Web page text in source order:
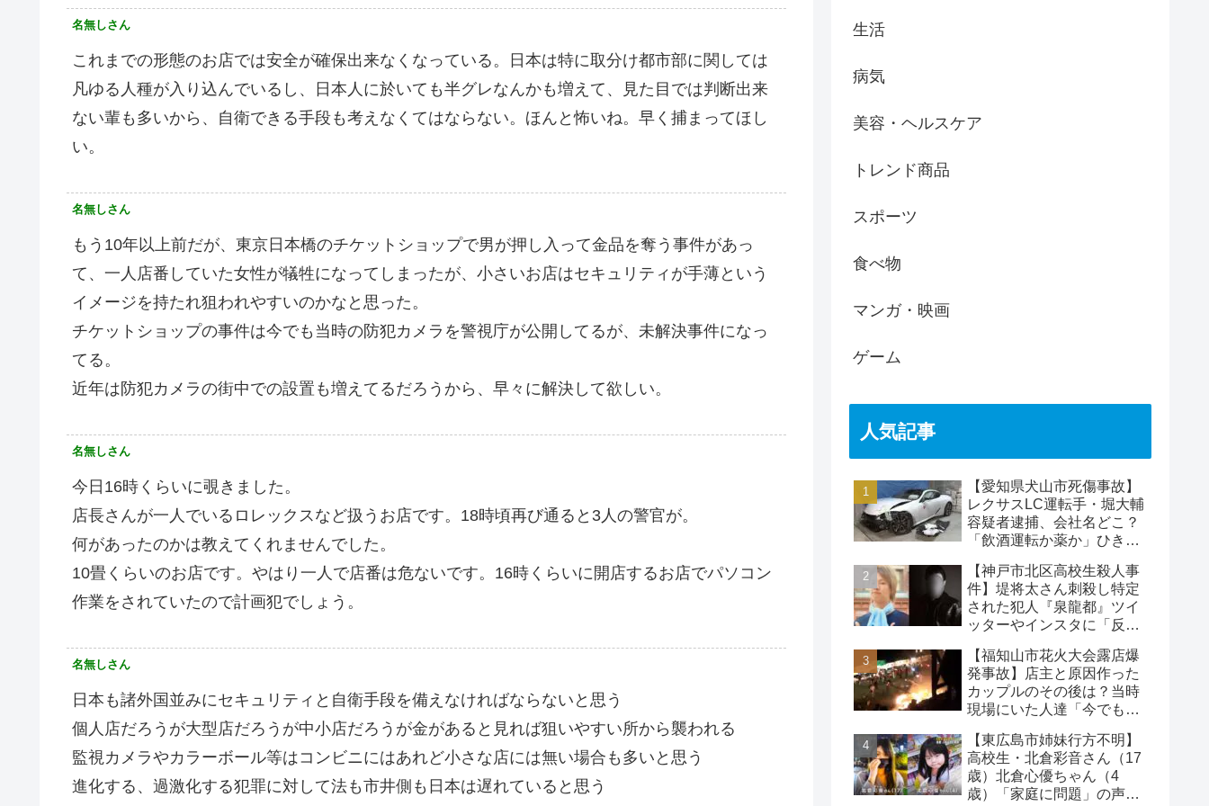
名無しさん
これまでの形態のお店では安全が確保出来なくなっている。日本は特に取分け都市部に関しては
凡ゆる人種が入り込んでいるし、日本人に於いても半グレなんかも増えて、見た目では判断出来
ない輩も多いから、自衛できる手段も考えなくてはならない。ほんと怖いね。早く捕まってほし
い。
名無しさん
もう10年以上前だが、東京日本橋のチケットショップで男が押し入って金品を奪う事件があっ
て、一人店番していた女性が犠牲になってしまったが、小さいお店はセキュリティが手薄という
イメージを持たれ狙われやすいのかなと思った。
チケットショップの事件は今でも当時の防犯カメラを警視庁が公開してるが、未解決事件になっ
てる。
近年は防犯カメラの街中での設置も増えてるだろうから、早々に解決して欲しい。
名無しさん
今日16時くらいに覗きました。
店長さんが一人でいるロレックスなど扱うお店です。18時頃再び通ると3人の警官が。
何があったのかは教えてくれませんでした。
10畳くらいのお店です。やはり一人で店番は危ないです。16時くらいに開店するお店でパソコン
作業をされていたので計画犯でしょう。
名無しさん
日本も諸外国並みにセキュリティと自衛手段を備えなければならないと思う
個人店だろうが大型店だろうが中小店だろうが金があると見れば狙いやすい所から襲われる
監視カメラやカラーボール等はコンビニにはあれど小さな店には無い場合も多いと思う
進化する、過激化する犯罪に対して法も市井側も日本は遅れていると思う
生活
病気
美容・ヘルスケア
トレンド商品
スポーツ
食べ物
マンガ・映画
ゲーム
人気記事
【愛知県犬山市死傷事故】
レクサスLC運転手・堀大輔
容疑者逮捕、会社名どこ？
「飲酒運転か薬か」ひき逃
【神戸市北区高校生殺人事
件】堤将太さん刺殺し特定
された犯人『泉龍都』ツイ
ッターやインスタに「反省
【福知山市花火大会露店爆
発事故】店主と原因作った
カップルのその後は？当時
現場にいた人達「今でも怖
【東広島市姉妹行方不明】
高校生・北倉彩音さん（17
歳）北倉心優ちゃん（4
歳）「家庭に問題」の声…